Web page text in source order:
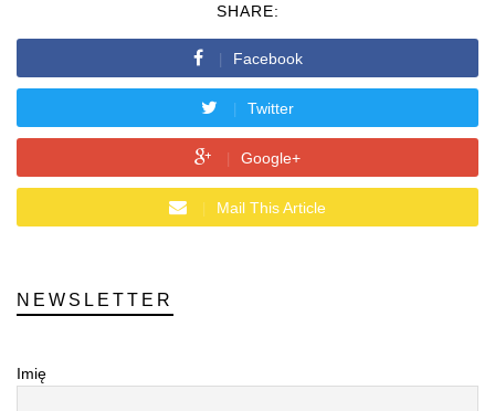
SHARE:
Facebook
Twitter
Google+
Mail This Article
NEWSLETTER
Imię